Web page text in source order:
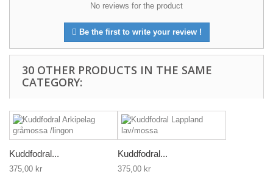
No reviews for the product
Be the first to write your review !
30 OTHER PRODUCTS IN THE SAME
CATEGORY:
Kuddfodral...
375,00 kr
Kuddfodral...
375,00 kr